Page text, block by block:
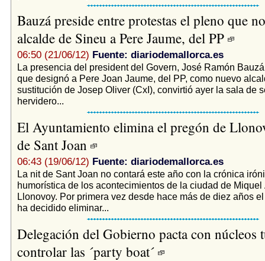
Bauzá preside entre protestas el pleno que
alcalde de Sineu a Pere Jaume, del PP
06:50 (21/06/12) Fuente: diariodemallorca.es
La presencia del president del Govern, José Ramón
que designó a Pere Joan Jaume, del PP, como nuevo
sustitución de Josep Oliver (CxI), convirtió ayer la sala de
hervidero...
El Ayuntamiento elimina el pregón de
de Sant Joan
06:43 (19/06/12) Fuente: diariodemallorca.es
La nit de Sant Joan no contará este año con la crónica
humorística de los acontecimientos de la ciudad de Miquel
Llonovoy. Por primera vez desde hace más de diez años
ha decidido eliminar...
Delegación del Gobierno pacta con núcleos
controlar las ´party boat´